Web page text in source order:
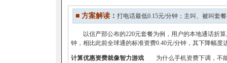
■ 方案解读： 打电话最低0.15元/分钟；主叫、被叫套
以信产部公布的220元套餐为例，用户的本地通话折算
钟，相比此前全球通的标准资费0.40元/分钟，其下降幅度
计算优惠资费就像智力游戏 为什么手机资费下调，不